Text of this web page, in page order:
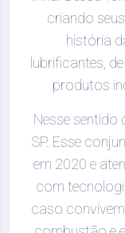
criando
história
lubrificantes,
produtos
Nesse sentido
SP. Esse
em 2020 e
com
caso